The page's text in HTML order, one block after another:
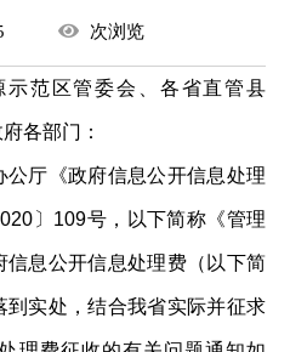
次浏览
范区管委会、各省直管县
各部门：
厅《政府信息公开信息处理
〕109号，以下简称《管理
信息公开信息处理费（以下简
实处，结合我省实际并征求